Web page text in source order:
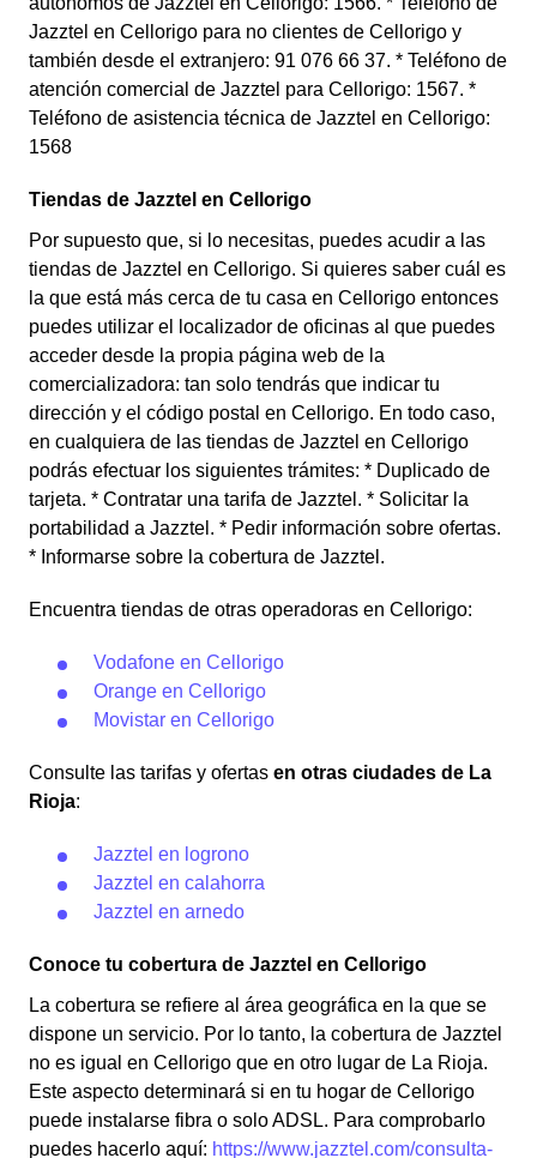
Jazztel en Cellorigo para no clientes de Cellorigo y
también desde el extranjero: 91 076 66 37. * Teléfono de
atención comercial de Jazztel para Cellorigo: 1567. *
Teléfono de asistencia técnica de Jazztel en Cellorigo:
1568
Tiendas de Jazztel en Cellorigo
Por supuesto que, si lo necesitas, puedes acudir a las
tiendas de Jazztel en Cellorigo. Si quieres saber cuál es
la que está más cerca de tu casa en Cellorigo entonces
puedes utilizar el localizador de oficinas al que puedes
acceder desde la propia página web de la
comercializadora: tan solo tendrás que indicar tu
dirección y el código postal en Cellorigo. En todo caso,
en cualquiera de las tiendas de Jazztel en Cellorigo
podrás efectuar los siguientes trámites: * Duplicado de
tarjeta. * Contratar una tarifa de Jazztel. * Solicitar la
portabilidad a Jazztel. * Pedir información sobre ofertas.
* Informarse sobre la cobertura de Jazztel.
Encuentra tiendas de otras operadoras en Cellorigo:
Vodafone en Cellorigo
Orange en Cellorigo
Movistar en Cellorigo
Consulte las tarifas y ofertas en otras ciudades de La
Rioja:
Jazztel en logrono
Jazztel en calahorra
Jazztel en arnedo
Conoce tu cobertura de Jazztel en Cellorigo
La cobertura se refiere al área geográfica en la que se
dispone un servicio. Por lo tanto, la cobertura de Jazztel
no es igual en Cellorigo que en otro lugar de La Rioja.
Este aspecto determinará si en tu hogar de Cellorigo
puede instalarse fibra o solo ADSL. Para comprobarlo
puedes hacerlo aquí: https://www.jazztel.com/consulta-